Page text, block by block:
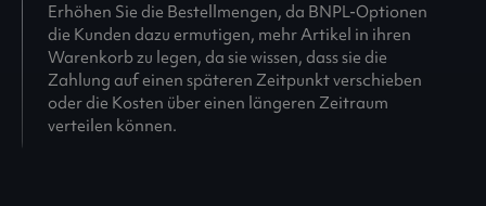
Erhöhen Sie die Bestellmengen, da BNPL-Optionen
die Kunden dazu ermutigen, mehr Artikel in ihren
Warenkorb zu legen, da sie wissen, dass sie die
Zahlung auf einen späteren Zeitpunkt verschieben
oder die Kosten über einen längeren Zeitraum
verteilen können.